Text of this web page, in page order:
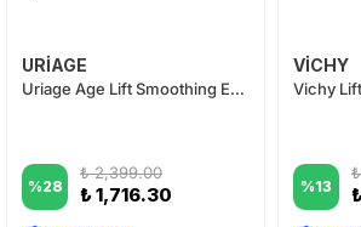
URİAGE
Uriage Age Lift Smoothing Eye Care 15ml
%28
₺ 2,399.00
₺ 1,716.30
VİCHY
%13